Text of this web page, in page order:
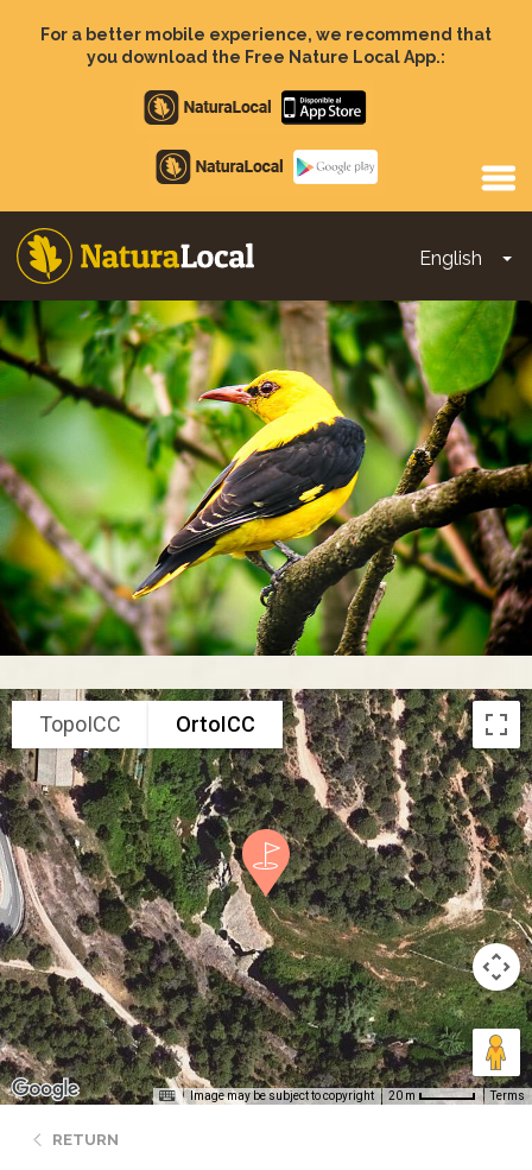
For a better mobile experience, we recommend that
you download the Free Nature Local App.:
Apple
store
Google
Play
English
Main
navigation
TopoICC OrtoICC
Image may be subject to copyright 20 m Terms
RETURN